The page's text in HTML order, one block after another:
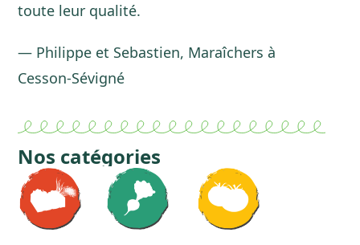
toute leur qualité.
— Philippe et Sebastien, Maraîchers à
Cesson-Sévigné
Nos catégories